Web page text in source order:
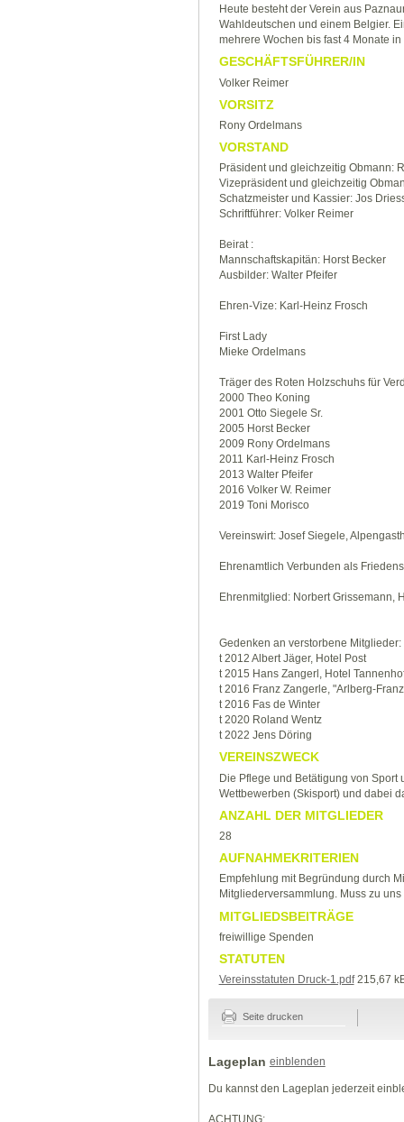
Heute besteht der Verein aus
Wahldeutschen und einem Belgier.
mehrere Wochen bis fast 4 Monate in
GESCHÄFTSFÜHRER/IN
Volker Reimer
VORSITZ
Rony Ordelmans
VORSTAND
Präsident und gleichzeitig Obmann:
Vizepräsident und gleichzeitig
Schatzmeister und Kassier: Jos
Schriftführer: Volker Reimer
Beirat :
Mannschaftskapitän: Horst Becker
Ausbilder: Walter Pfeifer
Ehren-Vize: Karl-Heinz Frosch
First Lady
Mieke Ordelmans
Träger des Roten Holzschuhs für
2000 Theo Koning
2001 Otto Siegele Sr.
2005 Horst Becker
2009 Rony Ordelmans
2011 Karl-Heinz Frosch
2013 Walter Pfeifer
2016 Volker W. Reimer
2019 Toni Morisco
Vereinswirt: Josef Siegele,
Ehrenamtlich Verbunden als
Ehrenmitglied: Norbert Grissemann,
Gedenken an verstorbene Mitglieder:
t 2012 Albert Jäger, Hotel Post
t 2015 Hans Zangerl, Hotel
t 2016 Franz Zangerle, "Arlberg-
t 2016 Fas de Winter
t 2020 Roland Wentz
t 2022 Jens Döring
VEREINSZWECK
Die Pflege und Betätigung von
Wettbewerben (Skisport) und dabei
ANZAHL DER MITGLIEDER
28
AUFNAHMEKRITERIEN
Empfehlung mit Begründung durch
Mitgliederversammlung. Muss zu
MITGLIEDSBEITRÄGE
freiwillige Spenden
STATUTEN
Vereinsstatuten Druck-1.pdf215,67
Seite drucken
Lageplan einblenden
Du kannst den Lageplan jederzeit